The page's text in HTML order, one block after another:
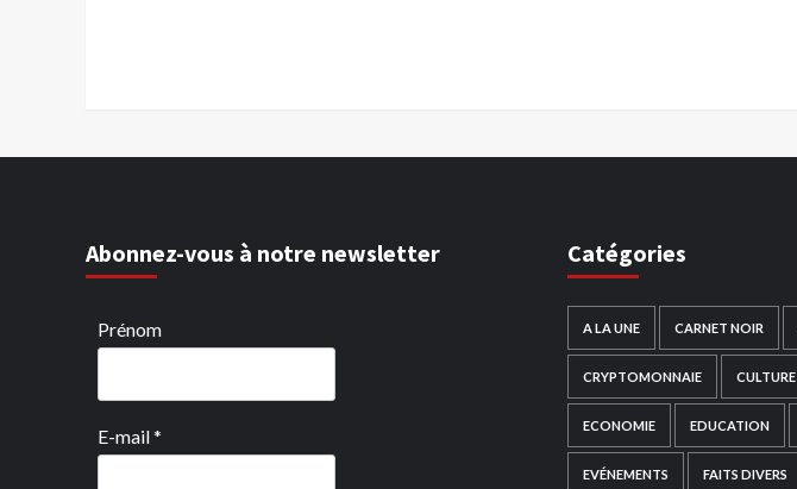
Abonnez-vous à notre newsletter
Prénom
E-mail*
Catégories
A LA UNE CARNET NOIR
CRYPTOMONNAIE CULTURE
ECONOMIE EDUCATION
EVÉNEMENTS FAITS DIVERS